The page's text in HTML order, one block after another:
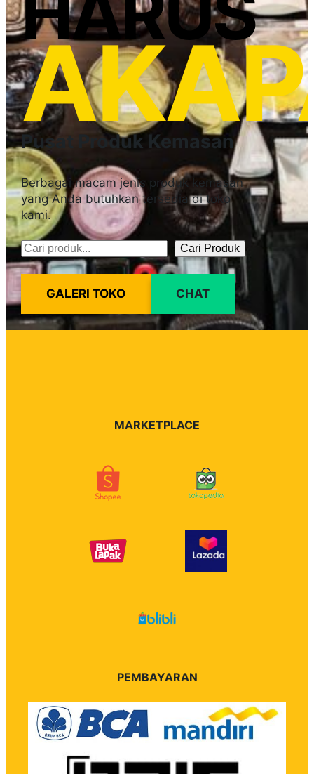
Pusat Produk Kemasan
Berbagai macam jenis produk kemasan
yang Anda butuhkan tersedia di toko
kami.
Pencarian Cari Produk
GALERI TOKO CHAT
MARKETPLACE
PEMBAYARAN